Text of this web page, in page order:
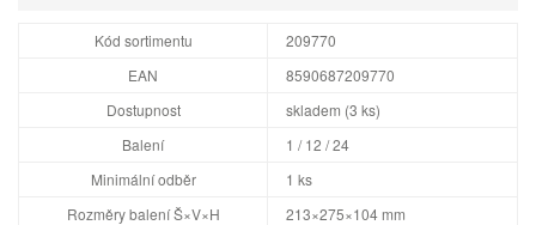
Kód sortimentu
209770
EAN
8590687209770
Dostupnost
skladem (3 ks)
Balení
1 / 12 / 24
Minimální odběr
1 ks
Rozměry balení Š×V×H
213×275×104 mm